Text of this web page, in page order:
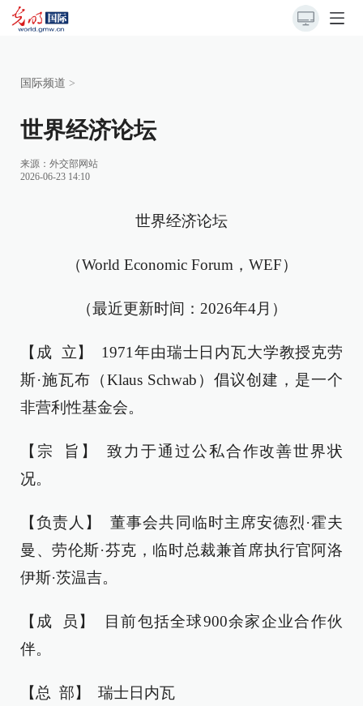
国际频道 >
世界经济论坛
来源： 外交部网站
2026-06-23 14:10
世界经济论坛
（World Economic Forum，WEF）
（最近更新时间：2026年4月）
【成 立】 1971年由瑞士日内瓦大学教授克劳
斯·施瓦布（Klaus Schwab）倡议创建，是一个
非营利性基金会。
【宗 旨】 致力于通过公私合作改善世界状
况。
【负责人】 董事会共同临时主席安德烈·霍夫
曼、劳伦斯·芬克，临时总裁兼首席执行官阿洛
伊斯·茨温吉。
【成 员】 目前包括全球900余家企业合作伙
伴。
【总 部】 瑞士日内瓦